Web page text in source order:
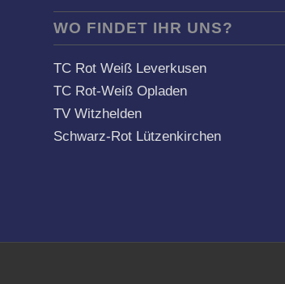
WO FINDET IHR UNS?
TC Rot Weiß Leverkusen
TC Rot-Weiß Opladen
TV Witzhelden
Schwarz-Rot Lützenkirchen